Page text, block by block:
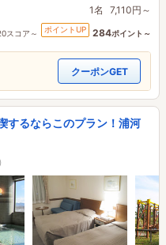
1名 7,110円～
スコア～ ポイントUP 284ポイント～
クーポンGET
するならこのプラン！浦河